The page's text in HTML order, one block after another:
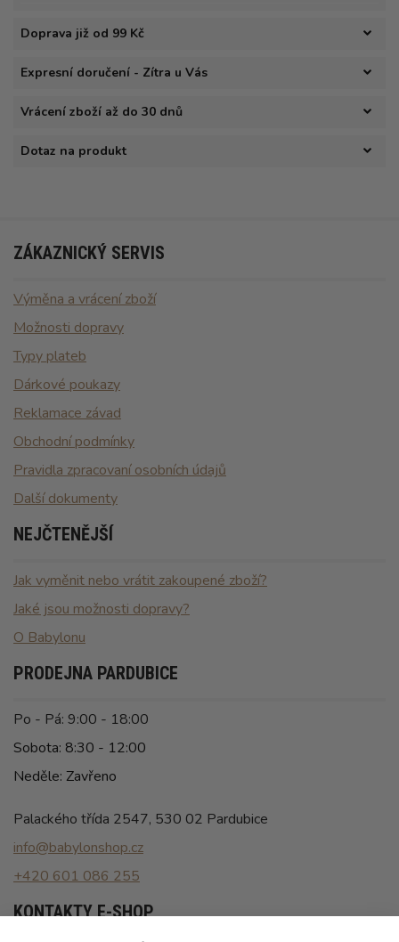
Doprava již od 99 Kč
Expresní doručení - Zítra u Vás
Vrácení zboží až do 30 dnů
Dotaz na produkt
ZÁKAZNICKÝ SERVIS
Výměna a vrácení zboží
Možnosti dopravy
Typy plateb
Dárkové poukazy
Reklamace závad
Obchodní podmínky
Pravidla zpracovaní osobních údajů
Další dokumenty
NEJČTENĚJŠÍ
Jak vyměnit nebo vrátit zakoupené zboží?
Jaké jsou možnosti dopravy?
O Babylonu
PRODEJNA PARDUBICE
Po - Pá: 9:00 - 18:00
Sobota: 8:30 - 12:00
Neděle: Zavřeno
Palackého třída 2547, 530 02 Pardubice
info@babylonshop.cz
+420 601 086 255
KONTAKTY E-SHOP